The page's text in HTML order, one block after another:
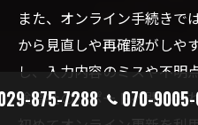
また、オンライン手続きで
から見直しや再確認がしや
し、入力内容のミスや不明
険会社のサポートへ問い合
875-7288 070-